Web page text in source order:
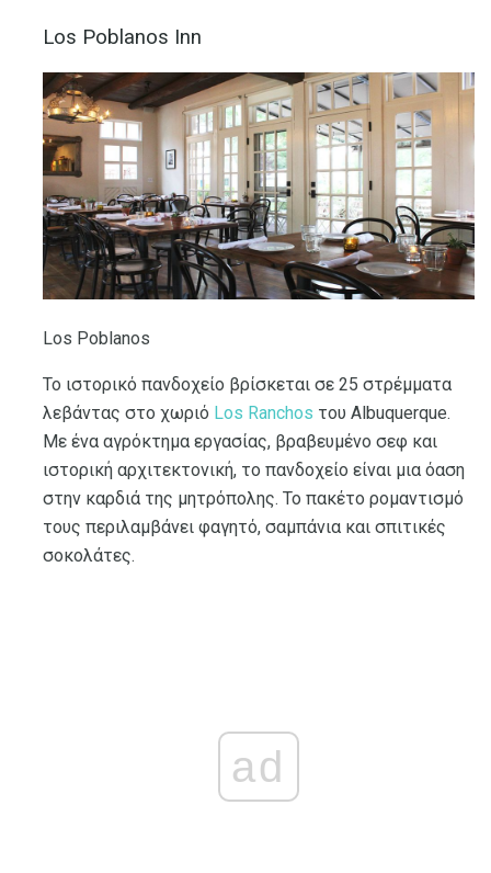
Los Poblanos Inn
Los Poblanos
Το ιστορικό πανδοχείο βρίσκεται σε 25 στρέμματα
λεβάντας στο χωριό Los Ranchos του Albuquerque.
Με ένα αγρόκτημα εργασίας, βραβευμένο σεφ και
ιστορική αρχιτεκτονική, το πανδοχείο είναι μια όαση
στην καρδιά της μητρόπολης. Το πακέτο ρομαντισμό
τους περιλαμβάνει φαγητό, σαμπάνια και σπιτικές
σοκολάτες.
ad